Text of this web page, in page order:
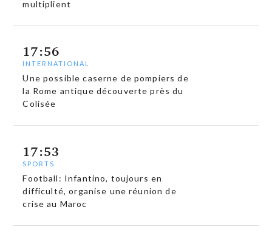
multiplient
17:56
INTERNATIONAL
Une possible caserne de pompiers de
la Rome antique découverte près du
Colisée
17:53
SPORTS
Football: Infantino, toujours en
difficulté, organise une réunion de
crise au Maroc